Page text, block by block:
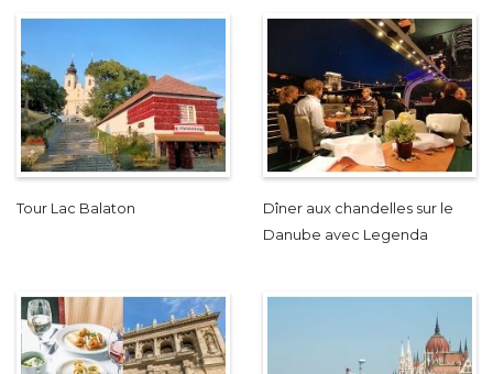
Tour Lac Balaton
Dîner aux chandelles sur le
Danube avec Legenda